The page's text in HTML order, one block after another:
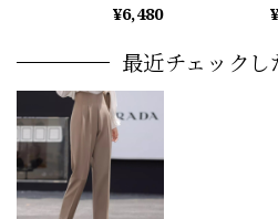
（2color） A1128
¥6,480
最近チェックし